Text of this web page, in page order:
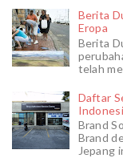
Berita
Eropa
Berita
telah
Daftar
Brand
Brand
Jepang